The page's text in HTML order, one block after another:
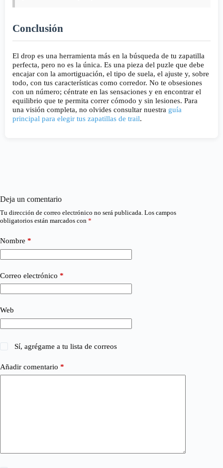
Conclusión
El drop es una herramienta más en la búsqueda de tu zapatilla
perfecta, pero no es la única. Es una pieza del puzle que debe
encajar con la amortiguación, el tipo de suela, el ajuste y, sobre
todo, con tus características como corredor. No te obsesiones
con un número; céntrate en las sensaciones y en encontrar el
equilibrio que te permita correr cómodo y sin lesiones. Para
una visión completa, no olvides consultar nuestra guía
principal para elegir tus zapatillas de trail.
Deja un comentario
Tu dirección de correo electrónico no será publicada. Los campos
obligatorios están marcados con *
Nombre *
Correo electrónico *
Web
Sí, agrégame a tu lista de correos
Añadir comentario *